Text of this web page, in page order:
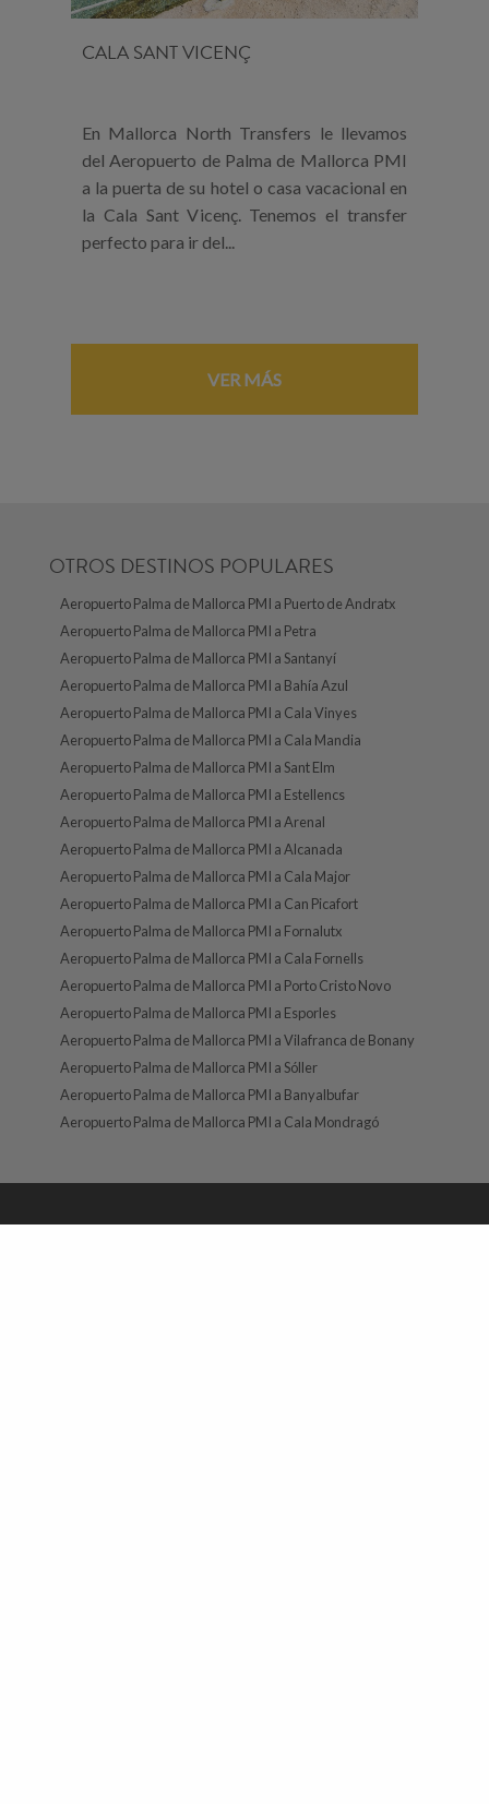
CALA SANT VICENÇ
En Mallorca North Transfers le llevamos
del Aeropuerto de Palma de Mallorca PMI
a la puerta de su hotel o casa vacacional en
la Cala Sant Vicenç. Tenemos el transfer
perfecto para ir del...
VER MÁS
OTROS DESTINOS POPULARES
Aeropuerto Palma de Mallorca PMI a Puerto de Andratx
Aeropuerto Palma de Mallorca PMI a Petra
Aeropuerto Palma de Mallorca PMI a Santanyí
Aeropuerto Palma de Mallorca PMI a Bahía Azul
Aeropuerto Palma de Mallorca PMI a Cala Vinyes
Aeropuerto Palma de Mallorca PMI a Cala Mandia
Aeropuerto Palma de Mallorca PMI a Sant Elm
Aeropuerto Palma de Mallorca PMI a Estellencs
Aeropuerto Palma de Mallorca PMI a Arenal
Aeropuerto Palma de Mallorca PMI a Alcanada
Aeropuerto Palma de Mallorca PMI a Cala Major
Aeropuerto Palma de Mallorca PMI a Can Picafort
Aeropuerto Palma de Mallorca PMI a Fornalutx
Aeropuerto Palma de Mallorca PMI a Cala Fornells
Aeropuerto Palma de Mallorca PMI a Porto Cristo Novo
Aeropuerto Palma de Mallorca PMI a Esporles
Aeropuerto Palma de Mallorca PMI a Vilafranca de Bonany
Aeropuerto Palma de Mallorca PMI a Sóller
Aeropuerto Palma de Mallorca PMI a Banyalbufar
Aeropuerto Palma de Mallorca PMI a Cala Mondragó